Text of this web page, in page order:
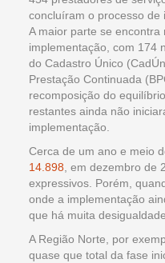
concluíram o processo de
A maior parte se
implementação, com 174
do Cadastro Único
Prestação Continuada
recomposição do
restantes ainda não
implementação.
Cerca de um ano e meio
14.898 , em dezembro de
expressivos. Porém,
onde a implementação
que há muita
A Região Norte, por
quase que total da fase